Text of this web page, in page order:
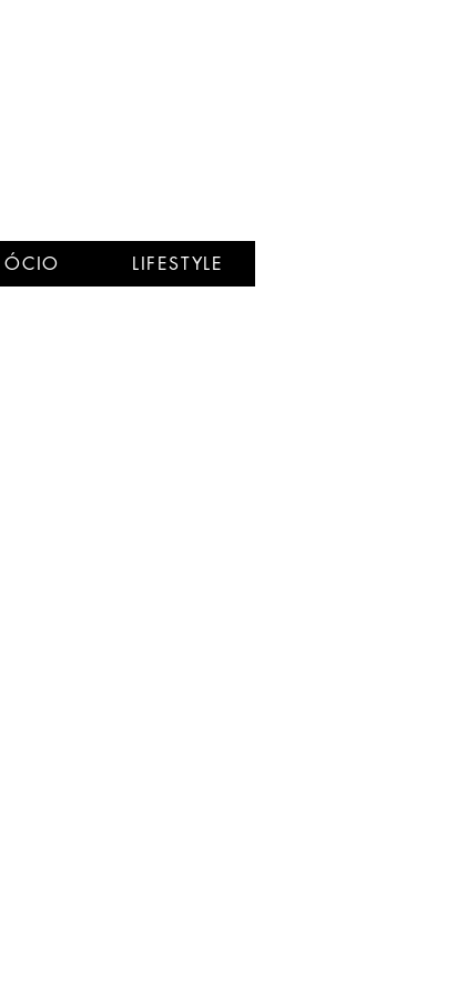
ÓCIO LIFESTYLE